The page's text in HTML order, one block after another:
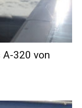
A-320 von